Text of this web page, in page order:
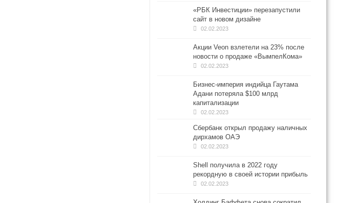
«РБК Инвестиции» перезапустили
сайт в новом дизайне
02.02.2023
Акции Veon взлетели на 23% после
новости о продаже «ВымпелКома»
02.02.2023
Бизнес-империя индийца Гаутама
Адани потеряла $100 млрд
капитализации
02.02.2023
Сбербанк открыл продажу наличных
дирхамов ОАЭ
02.02.2023
Shell получила в 2022 году
рекордную в своей истории прибыль
02.02.2023